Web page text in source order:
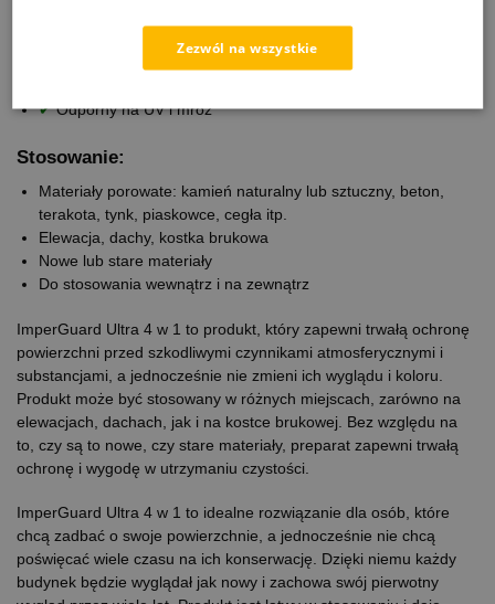
Duża moc penetracji i wysoka wydajność
Nie tworzy filmu, pozwala oddychać materiałom
✔Odporny na UV i mróz
Stosowanie:
Materiały porowate: kamień naturalny lub sztuczny, beton,
terakota, tynk, piaskowce, cegła itp.
Elewacja, dachy, kostka brukowa
Nowe lub stare materiały
Do stosowania wewnątrz i na zewnątrz
ImperGuard Ultra 4 w 1 to produkt, który zapewni trwałą ochronę
powierzchni przed szkodliwymi czynnikami atmosferycznymi i
substancjami, a jednocześnie nie zmieni ich wyglądu i koloru.
Produkt może być stosowany w różnych miejscach, zarówno na
elewacjach, dachach, jak i na kostce brukowej. Bez względu na
to, czy są to nowe, czy stare materiały, preparat zapewni trwałą
ochronę i wygodę w utrzymaniu czystości.
ImperGuard Ultra 4 w 1 to idealne rozwiązanie dla osób, które
chcą zadbać o swoje powierzchnie, a jednocześnie nie chcą
poświęcać wiele czasu na ich konserwację. Dzięki niemu każdy
budynek będzie wyglądał jak nowy i zachowa swój pierwotny
Zezwól na wszystkie